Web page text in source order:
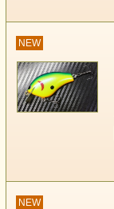
NEW
NEW